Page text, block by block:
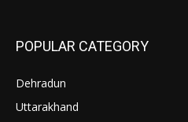
POPULAR CATEGORY
Dehradun
Uttarakhand